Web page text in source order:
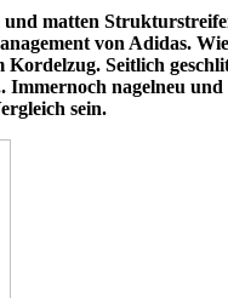
matten
von Adidas.
Seitlich
nagelneu und
sein.